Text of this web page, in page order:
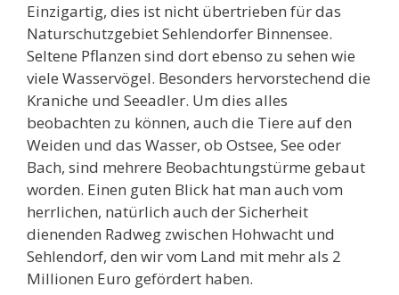
Einzigartig, dies ist nicht übertrieben für das
Naturschutzgebiet Sehlendorfer Binnensee.
Seltene Pflanzen sind dort ebenso zu sehen wie
viele Wasservögel. Besonders hervorstechend die
Kraniche und Seeadler. Um dies alles
beobachten zu können, auch die Tiere auf den
Weiden und das Wasser, ob Ostsee, See oder
Bach, sind mehrere Beobachtungstürme gebaut
worden. Einen guten Blick hat man auch vom
herrlichen, natürlich auch der Sicherheit
dienenden Radweg zwischen Hohwacht und
Sehlendorf, den wir vom Land mit mehr als 2
Millionen Euro gefördert haben.